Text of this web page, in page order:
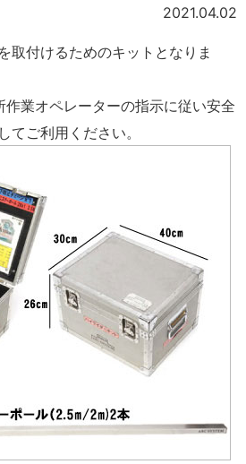
2021.04.02
取付けるためのキットとなりま
業オペレーターの指示に従い安全
てご利用ください。